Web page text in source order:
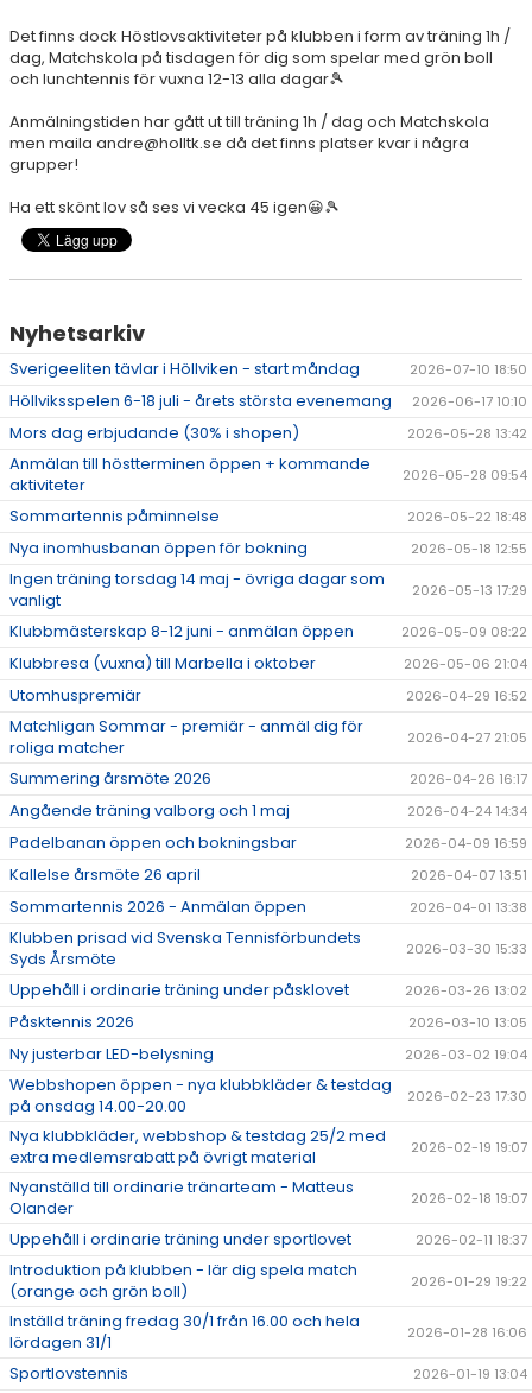
ÖPETTIDER SOMMAR
Det finns dock Höstlovsaktiviteter på klubben i form av träning 1h /
dag, Matchskola på tisdagen för dig som spelar med grön boll
och lunchtennis för vuxna 12-13 alla dagar🎾
Anmälningstiden har gått ut till träning 1h / dag och Matchskola
men maila andre@holltk.se då det finns platser kvar i några
grupper!
Ha ett skönt lov så ses vi vecka 45 igen😀🎾
Nyhetsarkiv
Sverigeeliten tävlar i Höllviken - start måndag 2026-07-10 18:50
Höllviksspelen 6-18 juli - årets största evenemang 2026-06-17 10:10
Mors dag erbjudande (30% i shopen) 2026-05-28 13:42
Anmälan till höstterminen öppen + kommande
aktiviteter
2026-05-28 09:54
Sommartennis påminnelse 2026-05-22 18:48
Nya inomhusbanan öppen för bokning 2026-05-18 12:55
Ingen träning torsdag 14 maj - övriga dagar som
vanligt
2026-05-13 17:29
Klubbmästerskap 8-12 juni - anmälan öppen 2026-05-09 08:22
Klubbresa (vuxna) till Marbella i oktober 2026-05-06 21:04
Utomhuspremiär 2026-04-29 16:52
Matchligan Sommar - premiär - anmäl dig för
roliga matcher
2026-04-27 21:05
Summering årsmöte 2026 2026-04-26 16:17
Angående träning valborg och 1 maj 2026-04-24 14:34
Padelbanan öppen och bokningsbar 2026-04-09 16:59
Kallelse årsmöte 26 april 2026-04-07 13:51
Sommartennis 2026 - Anmälan öppen 2026-04-01 13:38
Klubben prisad vid Svenska Tennisförbundets
Syds Årsmöte
2026-03-30 15:33
Uppehåll i ordinarie träning under påsklovet 2026-03-26 13:02
Påsktennis 2026 2026-03-10 13:05
Ny justerbar LED-belysning 2026-03-02 19:04
Webbshopen öppen - nya klubbkläder & testdag
på onsdag 14.00-20.00
2026-02-23 17:30
Nya klubbkläder, webbshop & testdag 25/2 med
extra medlemsrabatt på övrigt material
2026-02-19 19:07
Nyanställd till ordinarie tränarteam - Matteus
Olander
2026-02-18 19:07
Uppehåll i ordinarie träning under sportlovet 2026-02-11 18:37
Introduktion på klubben - lär dig spela match
(orange och grön boll)
2026-01-29 19:22
Inställd träning fredag 30/1 från 16.00 och hela
lördagen 31/1
2026-01-28 16:06
Sportlovstennis 2026-01-19 13:04